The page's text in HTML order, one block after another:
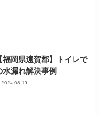
【福岡県遠賀郡】トイレで
水漏れ解決事例
2024-08-16